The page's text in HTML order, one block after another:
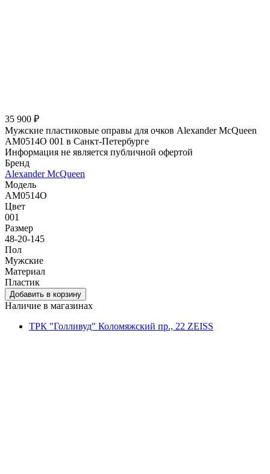
35 900 ₽
Мужские пластиковые оправы для очков Alexander McQueen
АМ0514O 001 в Санкт-Петербурге
Информация не является публичной офертой
Бренд
Alexander McQueen
Модель
АМ0514O
Цвет
001
Размер
48-20-145
Пол
Мужские
Материал
Пластик
Наличие в магазинах
ТРК "Голливуд" Коломяжский пр., 22 ZEISS